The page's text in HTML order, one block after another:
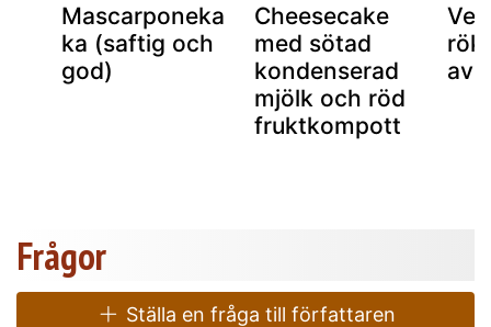
Mascarponeka
ka (saftig och
god)
Cheesecake
med sötad
kondenserad
mjölk och röd
fruktkompott
Frågor
Ställa en fråga till författaren